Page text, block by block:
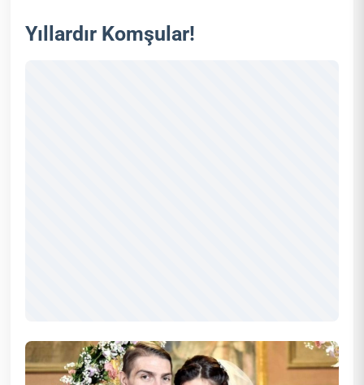
Yıllardır Komşular!